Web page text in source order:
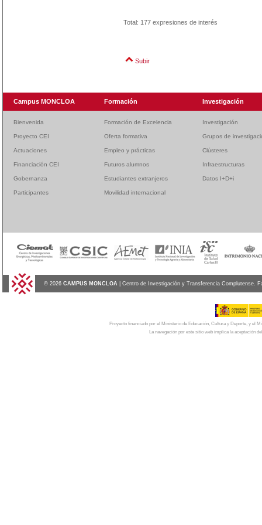
Total: 177 expresiones de interés
Subir
Campus MONCLOA Formación Investigación
Bienvenida Formación de Excelencia Investigación
Proyecto CEI Oferta formativa Grupos de
Actuaciones Empleo y prácticas Clústeres
Financiación CEI Futuros alumnos Infraestructuras
Gobernanza Estudiantes extranjeros Datos I+D+i
Participantes Movilidad internacional
© 2026 CAMPUS MONCLOA | Centro de Investigación y Transferencia Complutense.
Proyecto financiado por el Ministerio de Educación, Cultura y Deporte, y el
La navegación por este sitio web implica la aceptación